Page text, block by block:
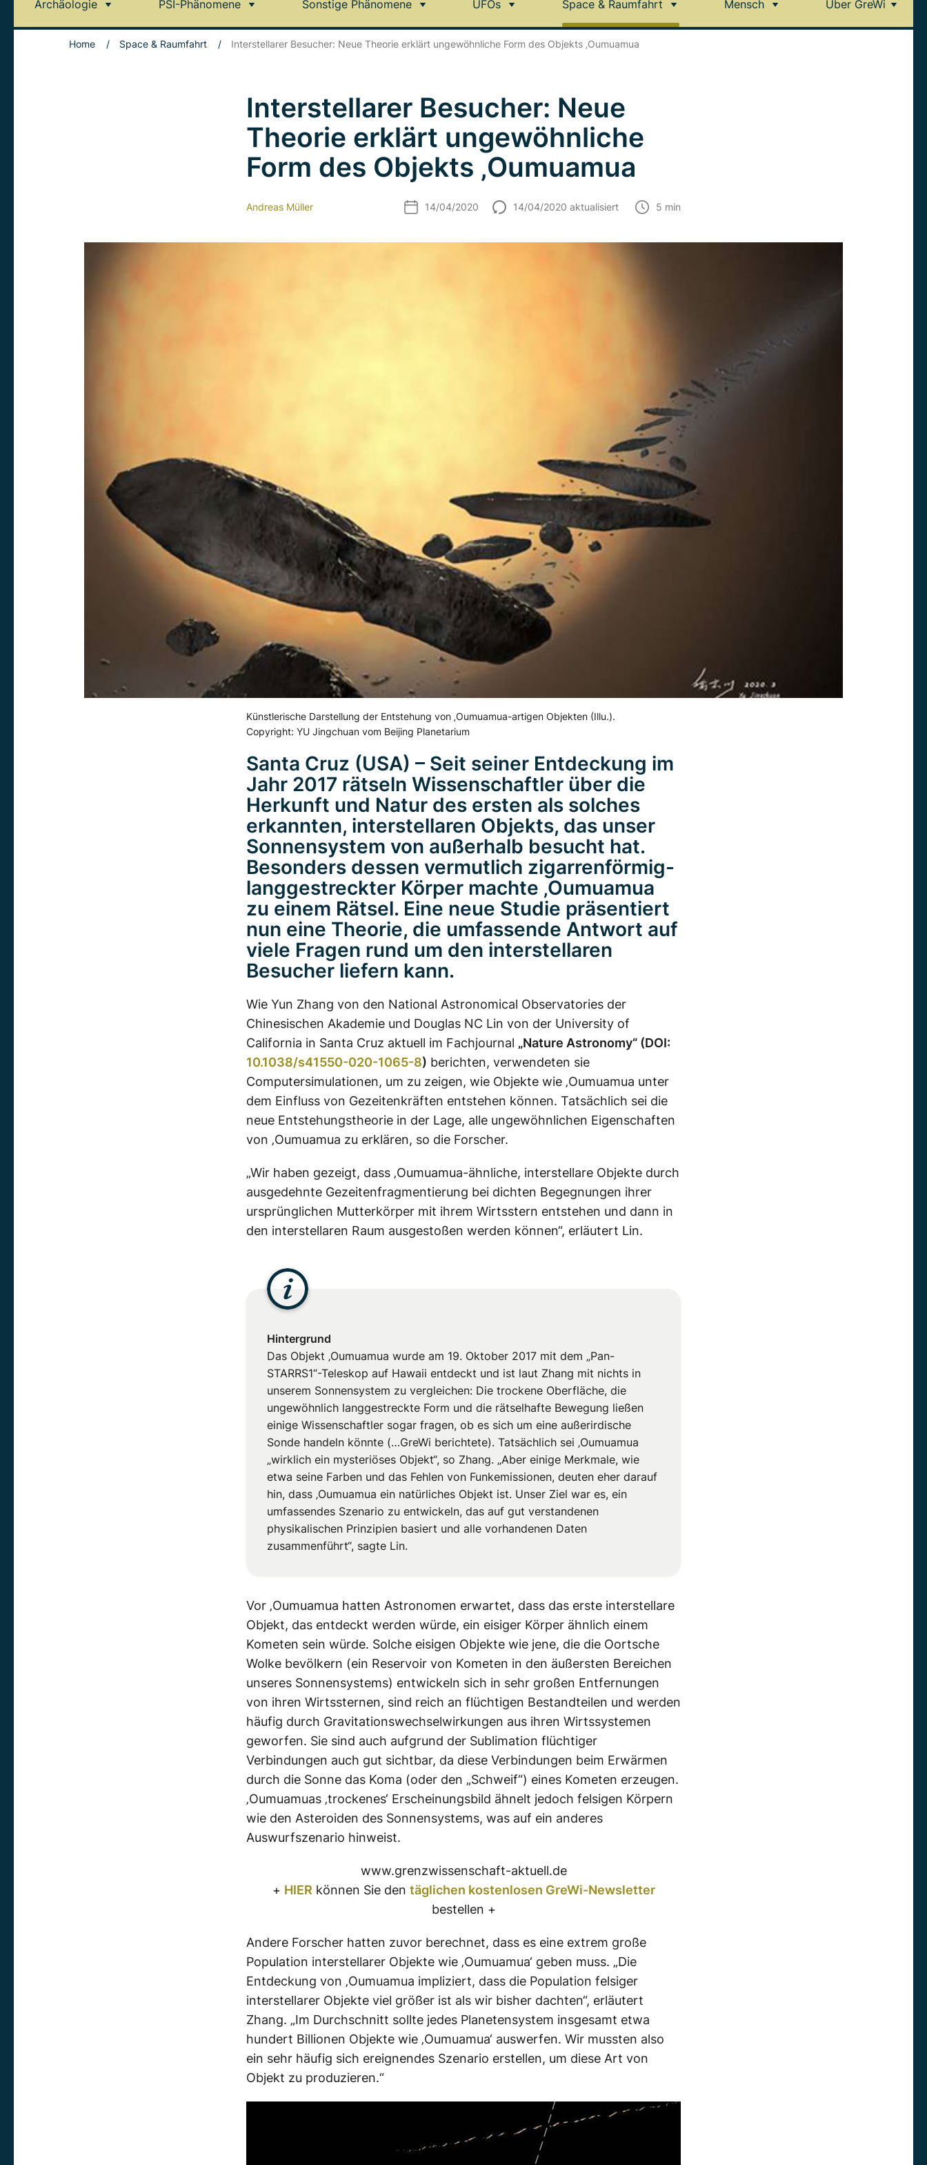
Archäologie PSI-Phänomene Sonstige Phänomene UFOs Space & Raumfahrt Mensch Über GreWi
Home / Space & Raumfahrt / Interstellarer Besucher: Neue Theorie erklärt ungewöhnliche Form des Objekts ‚Oumuamua
Interstellarer Besucher: Neue
Theorie erklärt ungewöhnliche
Form des Objekts ‚Oumuamua
Andreas Müller 14/04/2020 14/04/2020 aktualisiert 5 min
Künstlerische Darstellung der Entstehung von ‚Oumuamua-artigen Objekten (Illu.).
Copyright: YU Jingchuan vom Beijing Planetarium
Santa Cruz (USA) – Seit seiner Entdeckung im
Jahr 2017 rätseln Wissenschaftler über die
Herkunft und Natur des ersten als solches
erkannten, interstellaren Objekts, das unser
Sonnensystem von außerhalb besucht hat.
Besonders dessen vermutlich zigarrenförmig-
langgestreckter Körper machte ‚Oumuamua
zu einem Rätsel. Eine neue Studie präsentiert
nun eine Theorie, die umfassende Antwort auf
viele Fragen rund um den interstellaren
Besucher liefern kann.
Wie Yun Zhang von den National Astronomical Observatories der
Chinesischen Akademie und Douglas NC Lin von der University of
California in Santa Cruz aktuell im Fachjournal „Nature Astronomy“ (DOI:
10.1038/s41550-020-1065-8) berichten, verwendeten sie
Computersimulationen, um zu zeigen, wie Objekte wie ‚Oumuamua unter
dem Einfluss von Gezeitenkräften entstehen können. Tatsächlich sei die
neue Entstehungstheorie in der Lage, alle ungewöhnlichen Eigenschaften
von ‚Oumuamua zu erklären, so die Forscher.
„Wir haben gezeigt, dass ‚Oumuamua-ähnliche, interstellare Objekte durch
ausgedehnte Gezeitenfragmentierung bei dichten Begegnungen ihrer
ursprünglichen Mutterkörper mit ihrem Wirtsstern entstehen und dann in
den interstellaren Raum ausgestoßen werden können“, erläutert Lin.
Hintergrund
Das Objekt ‚Oumuamua wurde am 19. Oktober 2017 mit dem „Pan-
STARRS1“-Teleskop auf Hawaii entdeckt und ist laut Zhang mit nichts in
unserem Sonnensystem zu vergleichen: Die trockene Oberfläche, die
ungewöhnlich langgestreckte Form und die rätselhafte Bewegung ließen
einige Wissenschaftler sogar fragen, ob es sich um eine außerirdische
Sonde handeln könnte (…GreWi berichtete). Tatsächlich sei ‚Oumuamua
„wirklich ein mysteriöses Objekt“, so Zhang. „Aber einige Merkmale, wie
etwa seine Farben und das Fehlen von Funkemissionen, deuten eher darauf
hin, dass ‚Oumuamua ein natürliches Objekt ist. Unser Ziel war es, ein
umfassendes Szenario zu entwickeln, das auf gut verstandenen
physikalischen Prinzipien basiert und alle vorhandenen Daten
zusammenführt“, sagte Lin.
Vor ‚Oumuamua hatten Astronomen erwartet, dass das erste interstellare
Objekt, das entdeckt werden würde, ein eisiger Körper ähnlich einem
Kometen sein würde. Solche eisigen Objekte wie jene, die die Oortsche
Wolke bevölkern (ein Reservoir von Kometen in den äußersten Bereichen
unseres Sonnensystems) entwickeln sich in sehr großen Entfernungen
von ihren Wirtssternen, sind reich an flüchtigen Bestandteilen und werden
häufig durch Gravitationswechselwirkungen aus ihren Wirtssystemen
geworfen. Sie sind auch aufgrund der Sublimation flüchtiger
Verbindungen auch gut sichtbar, da diese Verbindungen beim Erwärmen
durch die Sonne das Koma (oder den „Schweif“) eines Kometen erzeugen.
‚Oumuamuas ‚trockenes‘ Erscheinungsbild ähnelt jedoch felsigen Körpern
wie den Asteroiden des Sonnensystems, was auf ein anderes
Auswurfszenario hinweist.
www.grenzwissenschaft-aktuell.de
+ HIER können Sie den täglichen kostenlosen GreWi-Newsletter
bestellen +
Andere Forscher hatten zuvor berechnet, dass es eine extrem große
Population interstellarer Objekte wie ‚Oumuamua‘ geben muss. „Die
Entdeckung von ‚Oumuamua impliziert, dass die Population felsiger
interstellarer Objekte viel größer ist als wir bisher dachten“, erläutert
Zhang. „Im Durchschnitt sollte jedes Planetensystem insgesamt etwa
hundert Billionen Objekte wie ‚Oumuamua‘ auswerfen. Wir mussten also
ein sehr häufig sich ereignendes Szenario erstellen, um diese Art von
Objekt zu produzieren.“